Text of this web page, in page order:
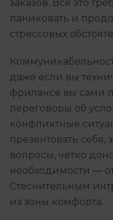
заказов. Все это
паниковать и
стрессовых
даже если вы
фрилансе вы сами
переговоры об
конфликтные
презентовать
вопросы, четко
необходимости —
Стеснительным
из зоны комфорта.